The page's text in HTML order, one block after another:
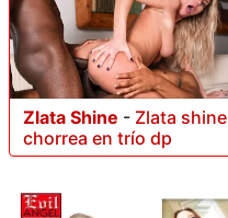
Zlata Shine - Zlata shine
chorrea en trío dp